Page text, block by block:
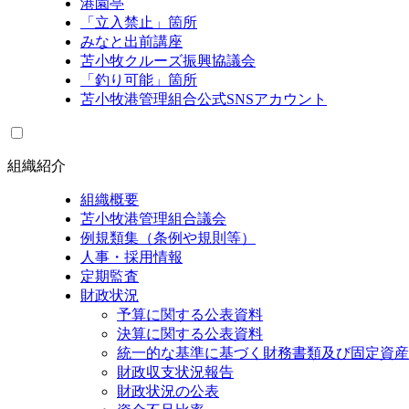
港園亭
「立入禁止」箇所
みなと出前講座
苫小牧クルーズ振興協議会
「釣り可能」箇所
苫小牧港管理組合公式SNSアカウント
組織紹介
組織概要
苫小牧港管理組合議会
例規類集（条例や規則等）
人事・採用情報
定期監査
財政状況
予算に関する公表資料
決算に関する公表資料
統一的な基準に基づく財務書類及び固定資
財政収支状況報告
財政状況の公表